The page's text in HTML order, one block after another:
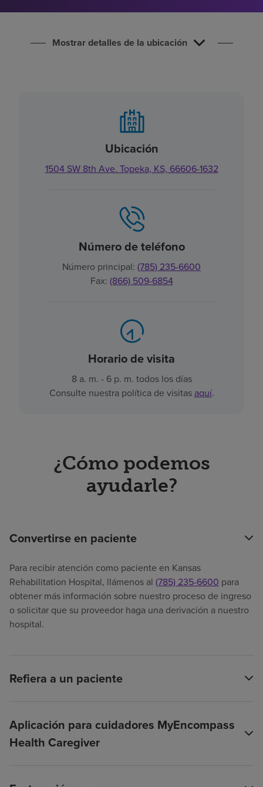
Mostrar detalles de la ubicación
Ubicación
1504 SW 8th Ave. Topeka, KS, 66606-1632
Número de teléfono
Número principal: (785) 235-6600
Fax: (866) 509-6854
Horario de visita
8 a. m. - 6 p. m. todos los días
Consulte nuestra política de visitas aquí.
¿Cómo podemos
ayudarle?
Convertirse en paciente
Para recibir atención como paciente en Kansas
Rehabilitation Hospital, llámenos al (785) 235-6600 para
obtener más información sobre nuestro proceso de ingreso
o solicitar que su proveedor haga una derivación a nuestro
hospital.
Refiera a un paciente
Aplicación para cuidadores MyEncompass
Health Caregiver